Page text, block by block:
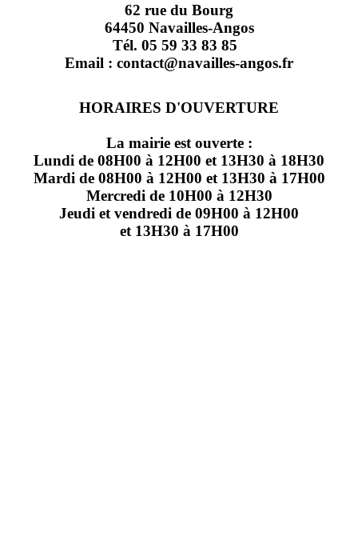
62 rue du Bourg
64450 Navailles-Angos
Tél. 05 59 33 83 85
Email : contact@navailles-angos.fr
HORAIRES D'OUVERTURE
La mairie est ouverte :
Lundi de 08H00 à 12H00 et 13H30 à 18H30
Mardi de 08H00 à 12H00 et 13H30 à 17H00
Mercredi de 10H00 à 12H30
Jeudi et vendredi de 09H00 à 12H00
et 13H30 à 17H00